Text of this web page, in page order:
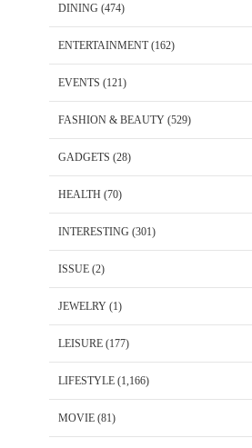
DINING (474)
ENTERTAINMENT(162)
EVENTS (121)
FASHION & BEAUTY (529)
GADGETS (28)
HEALTH (70)
INTERESTING (301)
ISSUE (2)
JEWELRY (1)
LEISURE (177)
LIFESTYLE (1,166)
MOVIE (81)